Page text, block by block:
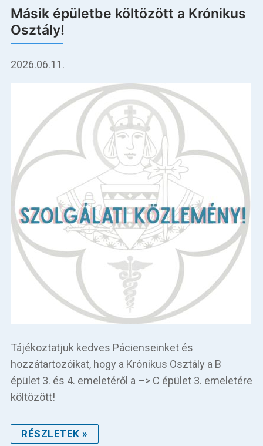
Másik épületbe költözött a Krónikus
Osztály!
2026.06.11.
Tájékoztatjuk kedves Pácienseinket és
hozzátartozóikat, hogy a Krónikus Osztály a B
épület 3. és 4. emeletéről a –> C épület 3. emeletére
költözött!
RÉSZLETEK »